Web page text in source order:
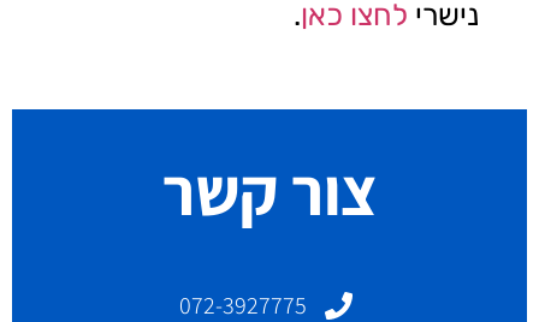
נישרי לחצו כאן.
צור קשר
072-3927775